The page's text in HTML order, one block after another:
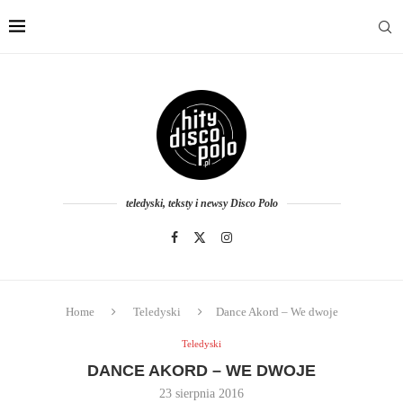
teledyski, teksty i newsy Disco Polo
Home Teledyski Dance Akord – We dwoje
Teledyski
DANCE AKORD – WE DWOJE
23 sierpnia 2016